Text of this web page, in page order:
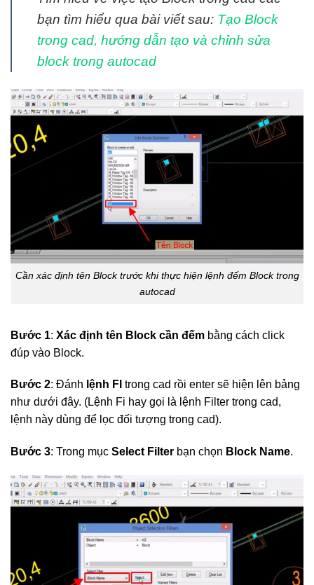
bạn tìm hiểu qua bài viết sau: Tạo Block
trong cad, hướng dẫn tạo và chỉnh sửa
block trong autocad
Cần xác định tên Block trước khi thực hiện lệnh đếm Block trong
autocad
Bước 1: Xác định tên Block cần đếm bằng cách click
đúp vào Block.
Bước 2: Đánh lệnh FI trong cad rồi enter sẽ hiện lên bảng
như dưới đây. (Lệnh Fi hay gọi là lệnh Filter trong cad,
lệnh này dùng để lọc đối tượng trong cad).
Bước 3: Trong mục Select Filter bạn chọn Block Name.